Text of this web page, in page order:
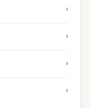
›
›
›
›